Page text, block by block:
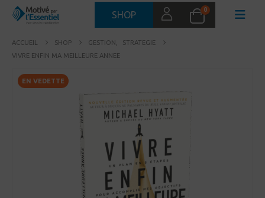
SHOP 0
ACCUEIL SHOP GESTION
STRATEGIE
VIVRE ENFIN MA MEILLEURE ANNEE
EN VEDETTE